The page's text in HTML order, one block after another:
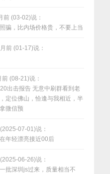
前 (03-02)说：
骗，比内场价格贵，不要上当
前 (01-17)说：
前 (08-21)说：
出击报告 无意中刷群看到老
定位佛山，恰逢与我相近，半
微信预
07-01)说：
年轻漂亮接近00后
06-26)说：
批深圳js过来，质量相当不